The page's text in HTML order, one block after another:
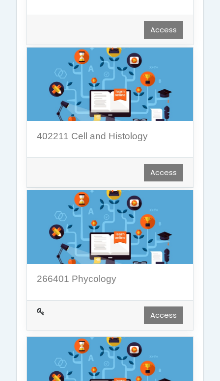
Access
402211 Cell and Histology
Access
266401 Phycology
Access